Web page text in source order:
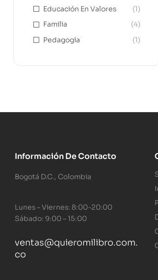
Educación En Valores
(1)
Familia
(4)
Pedagogía
(1)
Información De Contacto
Bogotá D.C., Colombia
Lunes – Viernes: 8:00-20:00
Sábado: 9:00 – 15:00
ventas@quieromilibro.com.
co